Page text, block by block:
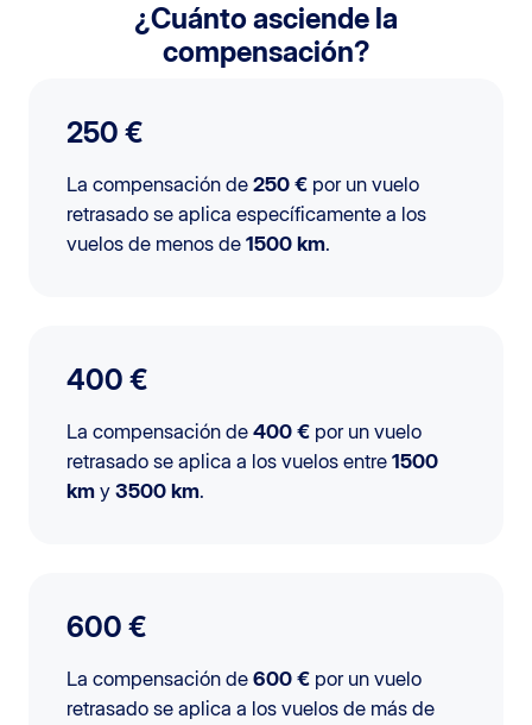
¿Cuánto asciende la
compensación?
250 €
La compensación de 250 € por un vuelo
retrasado se aplica específicamente a los
vuelos de menos de 1500 km.
400 €
La compensación de 400 € por un vuelo
retrasado se aplica a los vuelos entre 1500
km y 3500 km.
600 €
La compensación de 600 € por un vuelo
retrasado se aplica a los vuelos de más de